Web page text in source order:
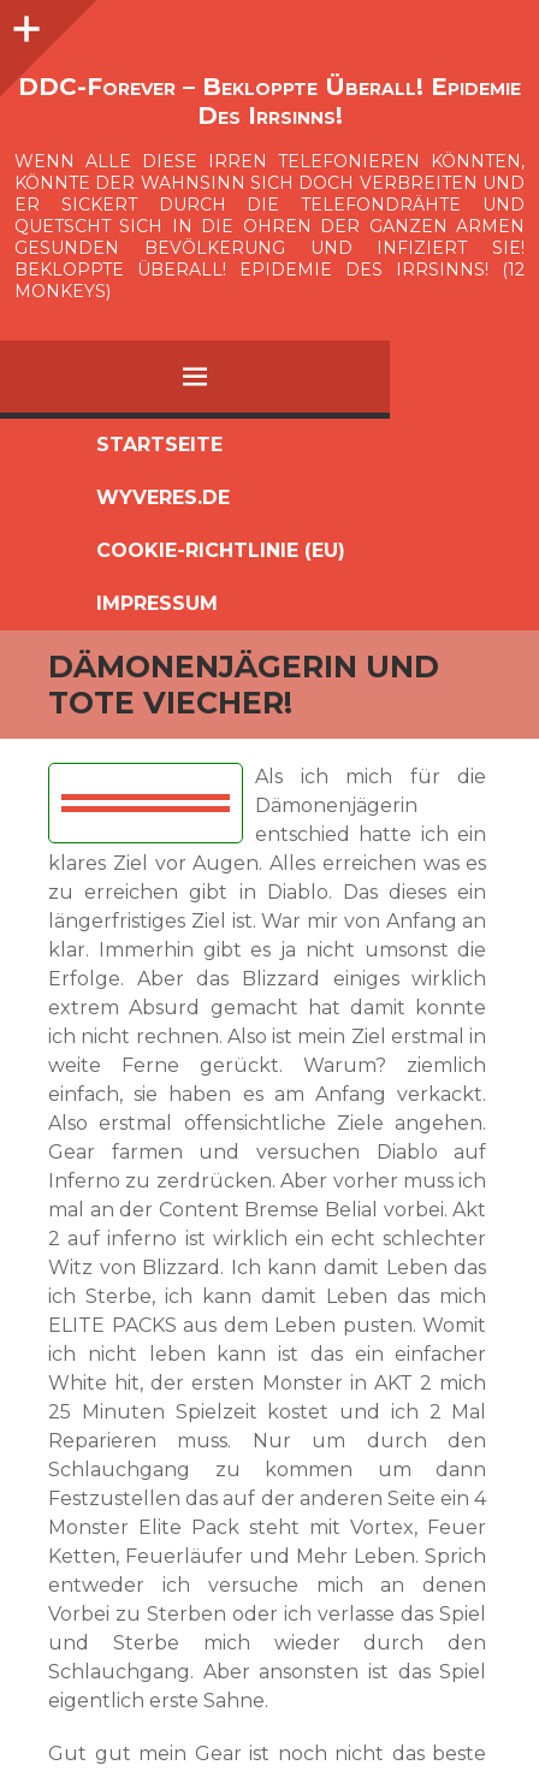
O
p
e
n
i
d
e
b
a
DDC-Forever – Bekloppte Überall! Epidemie
Des Irrsinns!
WENN ALLE DIESE IRREN TELEFONIEREN KÖNNTEN,
KÖNNTE DER WAHNSINN SICH DOCH VERBREITEN UND
ER SICKERT DURCH DIE TELEFONDRÄHTE UND
QUETSCHT SICH IN DIE OHREN DER GANZEN ARMEN
GESUNDEN BEVÖLKERUNG UND INFIZIERT SIE!
BEKLOPPTE ÜBERALL! EPIDEMIE DES IRRSINNS! (12
MONKEYS)
MENÜ
SPRINGEN
STARTSEITE
WYVERES.DE
COOKIE-RICHTLINIE (EU)
IMPRESSUM
Seitenleiste
DÄMONENJÄGERIN UND
TOTE VIECHER!
Als ich mich für die
Dämonenjägerin
entschied hatte ich ein
klares Ziel vor Augen. Alles erreichen was es
zu erreichen gibt in Diablo. Das dieses ein
längerfristiges Ziel ist. War mir von Anfang an
klar. Immerhin gibt es ja nicht umsonst die
Erfolge. Aber das Blizzard einiges wirklich
extrem Absurd gemacht hat damit konnte
ich nicht rechnen. Also ist mein Ziel erstmal in
weite Ferne gerückt. Warum? ziemlich
einfach, sie haben es am Anfang verkackt.
Also erstmal offensichtliche Ziele angehen.
Gear farmen und versuchen Diablo auf
Inferno zu zerdrücken. Aber vorher muss ich
mal an der Content Bremse Belial vorbei. Akt
2 auf inferno ist wirklich ein echt schlechter
Witz von Blizzard. Ich kann damit Leben das
ich Sterbe, ich kann damit Leben das mich
ELITE PACKS aus dem Leben pusten. Womit
ich nicht leben kann ist das ein einfacher
White hit, der ersten Monster in AKT 2 mich
25 Minuten Spielzeit kostet und ich 2 Mal
Reparieren muss. Nur um durch den
Schlauchgang zu kommen um dann
Festzustellen das auf der anderen Seite ein 4
Monster Elite Pack steht mit Vortex, Feuer
Ketten, Feuerläufer und Mehr Leben. Sprich
entweder ich versuche mich an denen
Vorbei zu Sterben oder ich verlasse das Spiel
und Sterbe mich wieder durch den
Schlauchgang. Aber ansonsten ist das Spiel
eigentlich erste Sahne.
Gut gut mein Gear ist noch nicht das beste